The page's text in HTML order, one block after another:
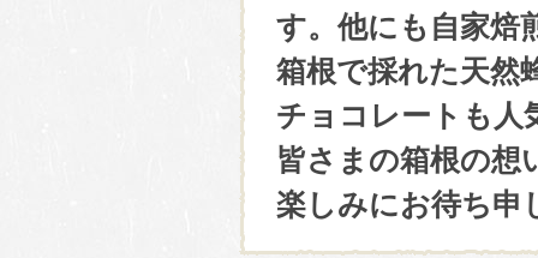
す。他にも自家焙
箱根で採れた天然
チョコレートも人
皆さまの箱根の想
楽しみにお待ち申